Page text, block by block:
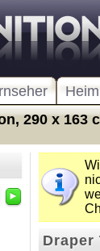
290 x 163
►
Draper